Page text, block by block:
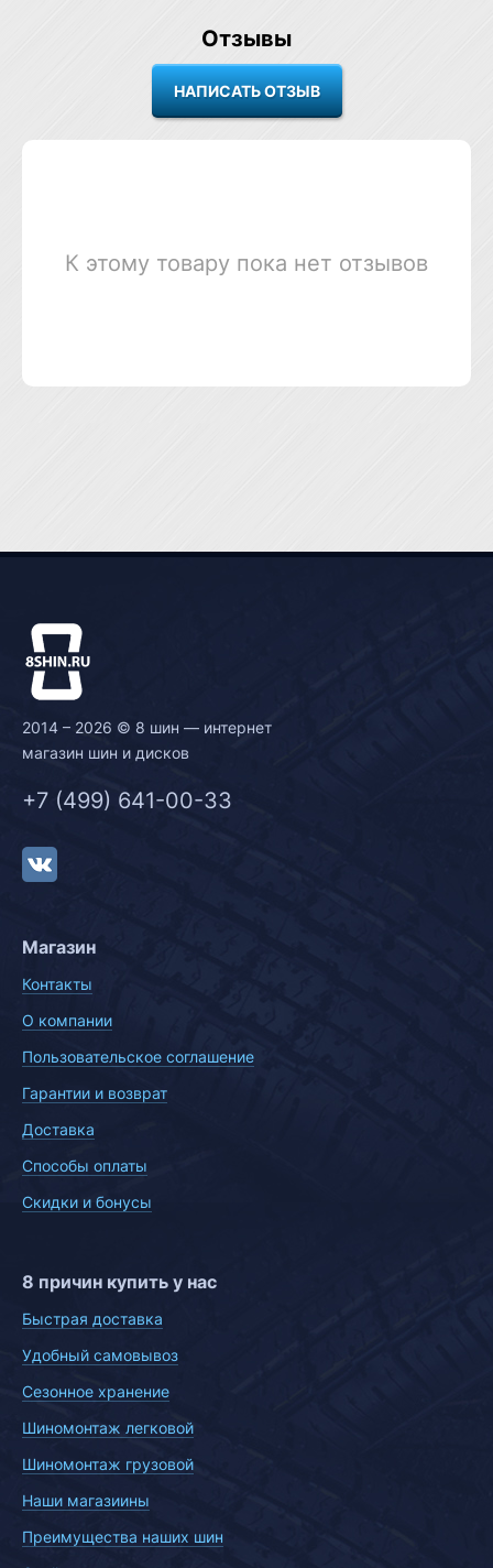
Отзывы
К этому товару пока нет отзывов
2014 – 2026 © 8 шин — интернет
магазин шин и дисков
+7 (499) 641-00-33
Магазин
Контакты
О компании
Пользовательское соглашение
Гарантии и возврат
Доставка
Способы оплаты
Скидки и бонусы
8 причин купить у нас
Быстрая доставка
Удобный самовывоз
Сезонное хранение
Шиномонтаж легковой
Шиномонтаж грузовой
Наши магазиины
Преимущества наших шин